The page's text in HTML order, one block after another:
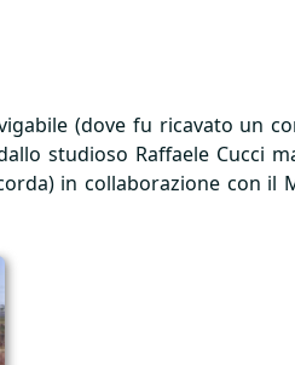
(dove fu ricavato un
studioso Raffaele Cucci
in collaborazione con il